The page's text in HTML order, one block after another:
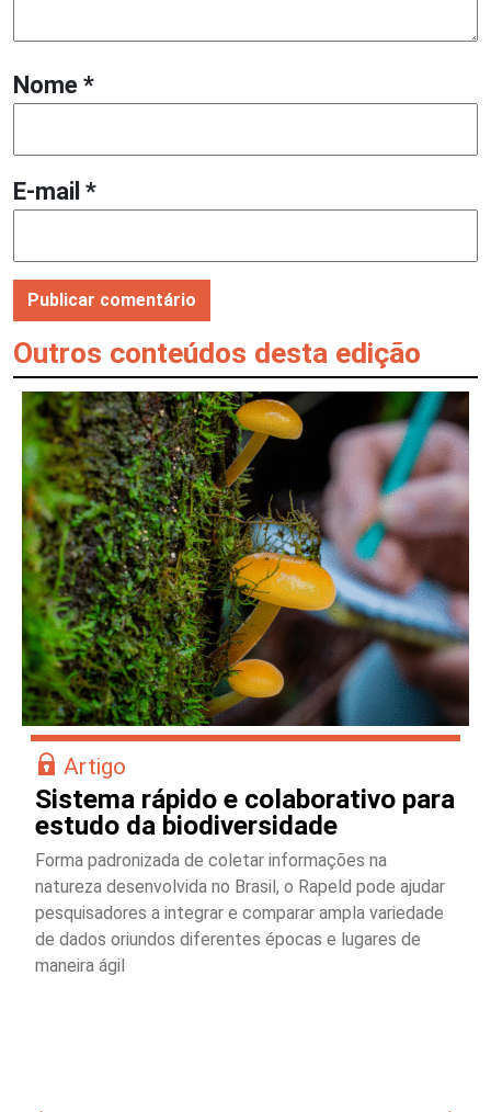
Nome *
E-mail *
Outros conteúdos desta edição
Artigo
Sistema rápido e colaborativo para
estudo da biodiversidade
Forma padronizada de coletar informações na
natureza desenvolvida no Brasil, o Rapeld pode ajudar
pesquisadores a integrar e comparar ampla variedade
de dados oriundos diferentes épocas e lugares de
maneira ágil